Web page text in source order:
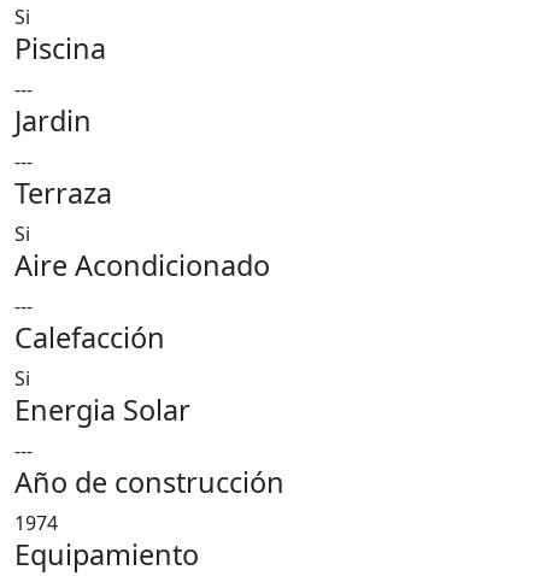
Si
Piscina
---
Jardin
---
Terraza
Si
Aire Acondicionado
---
Calefacción
Si
Energia Solar
---
Año de construcción
1974
Equipamiento